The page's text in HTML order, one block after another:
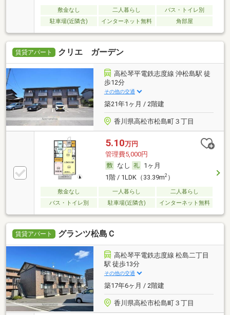
敷金なし 二人暮らし
バス・トイレ別
駐車場(近隣含)
インターネット無料 角部屋
賃貸アパート クリエ ガーデン
高松琴平電鉄志度線 沖松島駅 徒
歩12分
その他の交通
築21年1ヶ月 / 2階建
香川県高松市松島町３丁目
5.10万円
管理費5,000円
なし
1ヶ月
1階 / 1LDK（33.39m2）
敷金なし 一人暮らし
二人暮らし
バス・トイレ別
駐車場(近隣含) インターネット無料
賃貸アパート グランツ松島Ｃ
高松琴平電鉄志度線 松島二丁目
駅 徒歩13分
その他の交通
築17年6ヶ月 / 2階建
香川県高松市松島町３丁目